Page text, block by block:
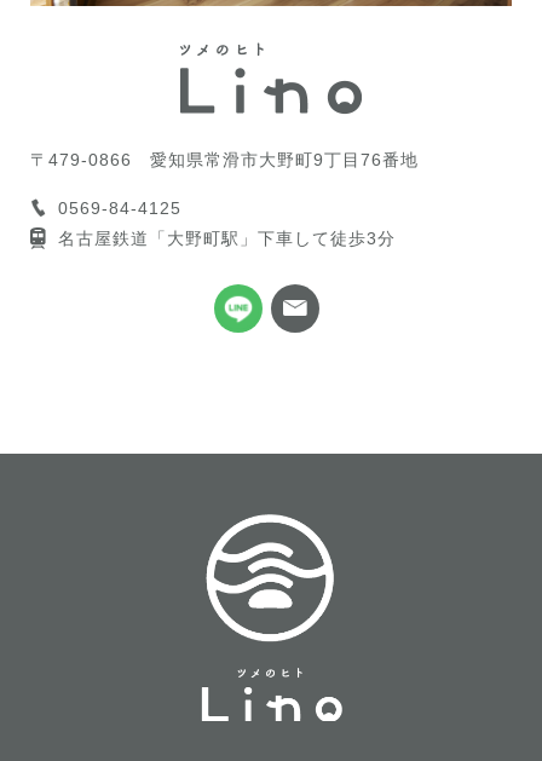
〒479-0866 愛知県常滑市大野町9丁目76番地
0569-84-4125
名古屋鉄道「大野町駅」下車して徒歩3分